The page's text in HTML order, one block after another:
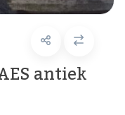
antiek